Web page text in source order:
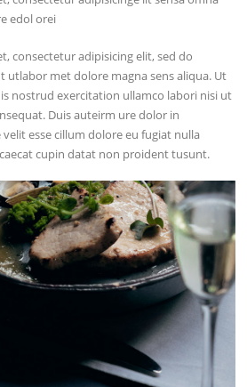
edol orei
consectetur adipisicing elit, sed do
met dolore magna sens aliqua. Ut
nostrud exercitation ullamco labori nisi ut
Duis auteirm ure dolor in
esse cillum dolore eu fugiat nulla
cupin datat non proident tusunt.